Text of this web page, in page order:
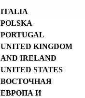
ITALIA
POLSKA
PORTUGAL
UNITED KINGDOM
AND IRELAND
UNITED STATES
ВОСТОЧНАЯ
ЕВРОПА И